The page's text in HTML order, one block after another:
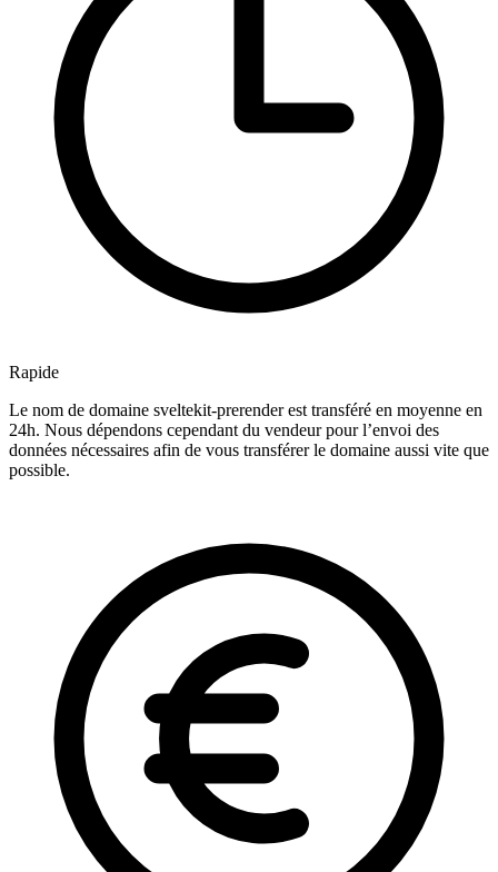
Rapide
Le nom de domaine sveltekit-prerender est transféré en moyenne en
24h. Nous dépendons cependant du vendeur pour l’envoi des
données nécessaires afin de vous transférer le domaine aussi vite que
possible.